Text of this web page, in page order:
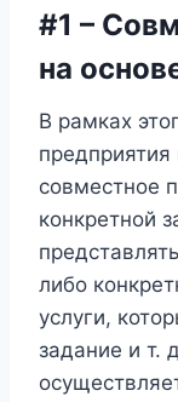
#1 –
на
В рамках
совместное
конкретной
либо
услуги,
задание и т.